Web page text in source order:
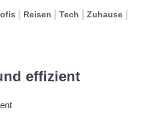
Reisen Tech Zuhause
effizient